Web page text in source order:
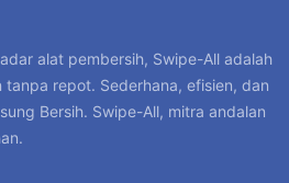
alat pembersih, Swipe-All adalah
repot. Sederhana, efisien, dan
Bersih. Swipe-All, mitra andalan